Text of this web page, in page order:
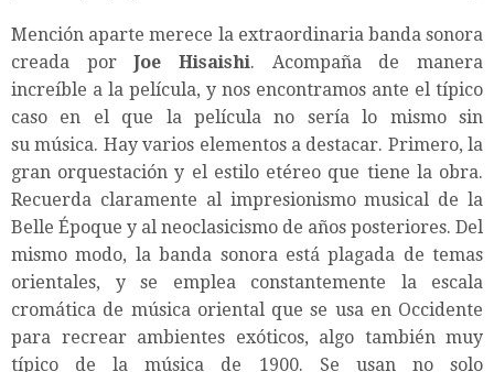
Mención aparte merece la extraordinaria banda sonora
creada porJoe Hisaishi. Acompaña de manera
increíble a la película, y nos encontramos ante el típico
caso en el que la película no sería lo mismo sin
su música. Hay varios elementos a destacar. Primero, la
gran orquestación y el estilo etéreo que tiene la obra.
Recuerda claramente al impresionismo musical de la
Belle Époque y al neoclasicismo de años posteriores. Del
mismo modo, la banda sonora está plagada de temas
orientales, y se emplea constantemente la escala
cromática de música oriental que se usa en Occidente
para recrear ambientes exóticos, algo también muy
típico de la música de 1900. Se usan no solo